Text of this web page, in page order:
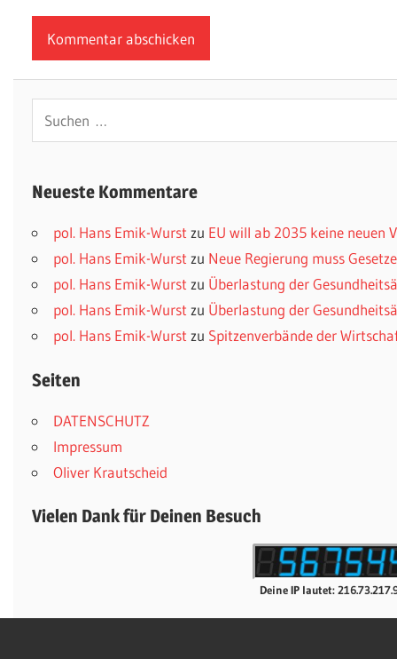
Suchen
nach:
Neueste Kommentare
pol. Hans Emik-Wurst zu EU will ab 2035 keine neuen
pol. Hans Emik-Wurst zu Neue Regierung muss
pol. Hans Emik-Wurst zu Überlastung der
pol. Hans Emik-Wurst zu Überlastung der
pol. Hans Emik-Wurst zu Spitzenverbände der
Seiten
DATENSCHUTZ
Impressum
Oliver Krautscheid
Vielen Dank für Deinen Besuch
Deine IP lautet: